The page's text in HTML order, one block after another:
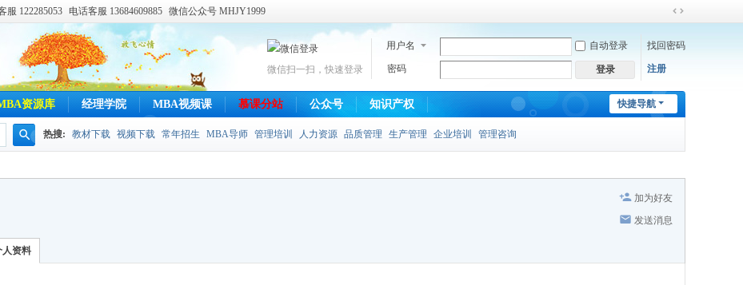
服 122285053 电话客服 13684609885 微信公众号 MHJY1999
切
换
到
用户名 自动登录 找回密码
密码 登录 注册
微信扫一扫，快速登录
快捷导航
资源库 经理学院 MBA视频课 慕课分站 公众号 知识产权
索
热搜: 教材下载 视频下载 常年招生 MBA导师 管理培训 人力资源 品质管理 生产管理 企业培训 管理咨询
加为好友
发送消息
人资料